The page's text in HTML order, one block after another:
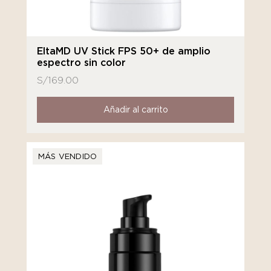
EltaMD UV Stick FPS 50+ de amplio
espectro sin color
S/169.00
Añadir al carrito
MÁS VENDIDO